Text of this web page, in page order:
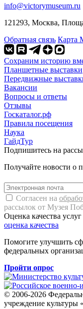
info@victorymuseum.ru
121293, Москва,
Обратная связь Карта
Сохраним историю
Планшетные выставки
Передвижные
Вакансии
Вопросы и ответы
Отзывы
Госкаталог.рф
Правила посещения
Наука
ГайдТур
Подпишитесь на
Получайте новости о
Согласен на
рассылок от Музея
Оценка качества
оценка качества
Помогите улучшить
федеральных
Пройти опрос
© 2006-2026
учреждение культуры